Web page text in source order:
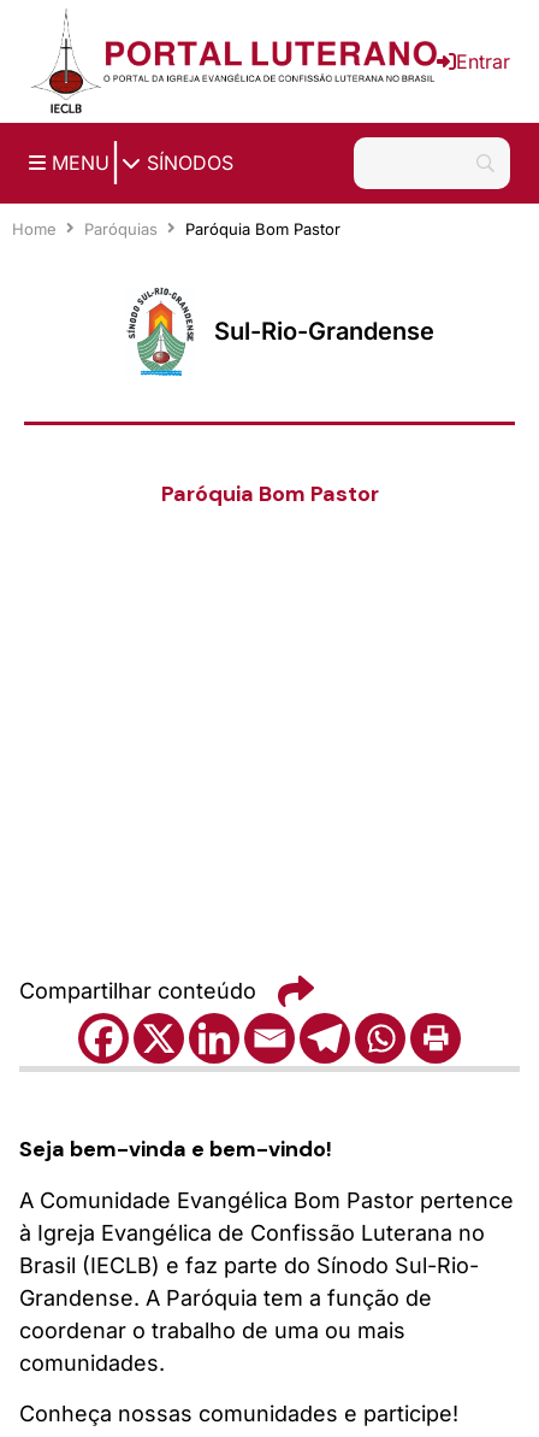
Ir para o conteúdo principal
Entrar
MENU SÍNODOS
Home Paróquias Paróquia Bom Pastor
Sul-Rio-Grandense
Paróquia Bom Pastor
Compartilhar conteúdo
Seja bem-vinda e bem-vindo!
A Comunidade Evangélica Bom Pastor pertence
à Igreja Evangélica de Confissão Luterana no
Brasil (IECLB) e faz parte do Sínodo Sul-Rio-
Grandense. A Paróquia tem a função de
coordenar o trabalho de uma ou mais
comunidades.
Conheça nossas comunidades e participe!